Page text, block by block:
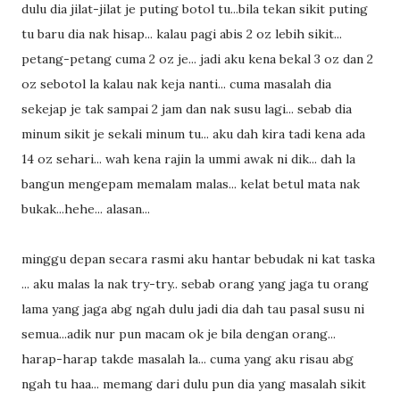
dulu dia jilat-jilat je puting botol tu...bila tekan sikit puting
tu baru dia nak hisap... kalau pagi abis 2 oz lebih sikit...
petang-petang cuma 2 oz je... jadi aku kena bekal 3 oz dan 2
oz sebotol la kalau nak keja nanti... cuma masalah dia
sekejap je tak sampai 2 jam dan nak susu lagi... sebab dia
minum sikit je sekali minum tu... aku dah kira tadi kena ada
14 oz sehari... wah kena rajin la ummi awak ni dik... dah la
bangun mengepam memalam malas... kelat betul mata nak
bukak...hehe... alasan...
minggu depan secara rasmi aku hantar bebudak ni kat taska
... aku malas la nak try-try.. sebab orang yang jaga tu orang
lama yang jaga abg ngah dulu jadi dia dah tau pasal susu ni
semua...adik nur pun macam ok je bila dengan orang...
harap-harap takde masalah la... cuma yang aku risau abg
ngah tu haa... memang dari dulu pun dia yang masalah sikit